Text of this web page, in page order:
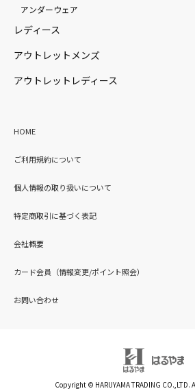
アンダーウェア
レディース
アウトレットメンズ
アウトレットレディース
HOME
ご利用規約について
個人情報の取り扱いについて
特定商取引に基づく表記
会社概要
カード会員（情報変更/ポイント照会）
お問い合わせ
Copyright © HARUYAMA TRADING CO.,LTD.